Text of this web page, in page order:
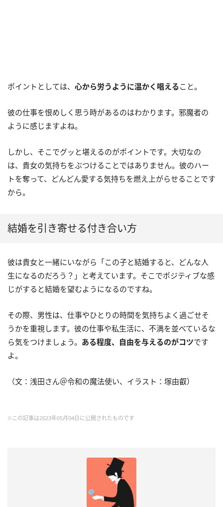
ポイントとしては、 心から労うように温かく唱える こと。
彼の仕事を恨めしく思う時があるのはわかります。邪魔者の
ように感じますよね。
しかし、そこでグッと堪えるのがポイントです。大切なの
は、貴女の気持ちをぶつけることではありません。彼のハー
トを奪って、どんどん愛する気持ちを燃え上がらせることです
から。
結婚を引き寄せる付き合い方
彼は貴女と一緒にいながら「この子と結婚すると、どんな人
生になるのだろう？」と考えています。そこでポジティブな感
じがすると結婚を望むようになるのですね。
その際、男性は、仕事やひとりの時間を気持ちよく過ごせそ
うかを重視します。彼の仕事や私生活に、不満を並べているな
ら気をつけましょう。 ある程度、自由を与えるのがコツです
よ。
（文：浅田さん＠令和の魔法使い、イラスト：塚由叡）
※この記事は2023年05月04日に公開されたものです